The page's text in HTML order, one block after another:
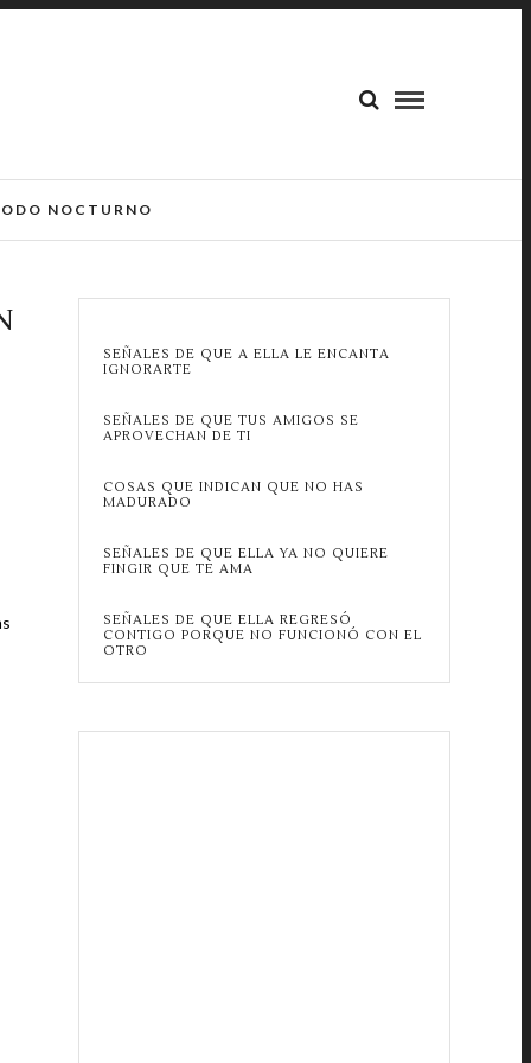
NOCTURNO
SEÑALES DE QUE A ELLA LE ENCANTA
IGNORARTE
SEÑALES DE QUE TUS AMIGOS SE
APROVECHAN DE TI
COSAS QUE INDICAN QUE NO HAS
MADURADO
SEÑALES DE QUE ELLA YA NO QUIERE
FINGIR QUE TE AMA
SEÑALES DE QUE ELLA REGRESÓ
CONTIGO PORQUE NO FUNCIONÓ CON EL
OTRO